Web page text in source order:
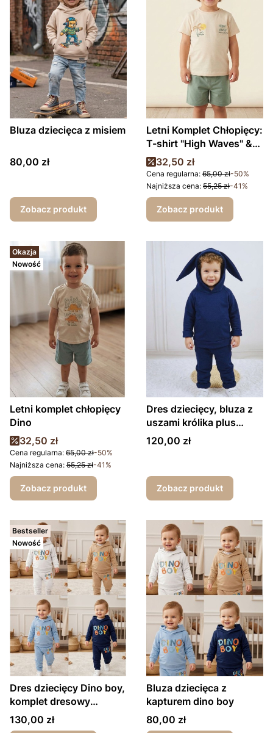
Bluza dziecięca z misiem
Cena
80,00 zł
Zobacz produkt
Letni Komplet Chłopięcy:
T-shirt "High Waves" &
Szorty w kolorze
szałwiowym
Cena promocyjna
32,50 zł
Cena regularna: 65,00 zł-50%
Najniższa cena: 55,25 zł-41%
Zobacz produkt
Okazja
Nowość
Letni komplet chłopięcy
Dino
Cena promocyjna
32,50 zł
Cena regularna: 65,00 zł-50%
Najniższa cena: 55,25 zł-41%
Zobacz produkt
Dres dziecięcy, bluza z
uszami królika plus
spodnie
Cena
120,00 zł
Zobacz produkt
Bestseller
Nowość
Dres dziecięcy Dino boy,
komplet dresowy
spodnie i bluza
Cena
130,00 zł
Bluza dziecięca z
kapturem dino boy
Cena
80,00 zł